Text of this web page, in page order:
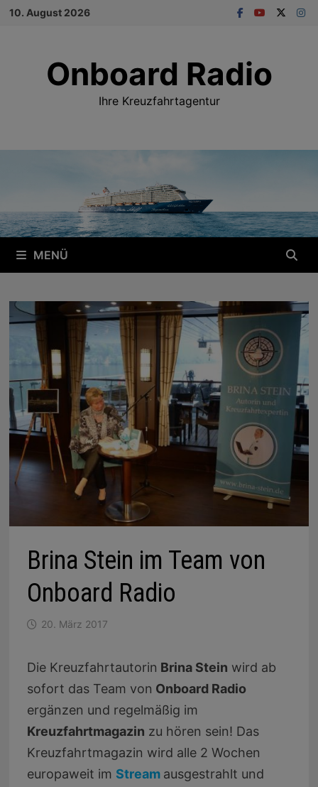
Zum10. August 2026
Onboard Radio
Ihre Kreuzfahrtagentur
MENÜ
Brina Stein im Team von
Onboard Radio
20. März 2017
Die Kreuzfahrtautorin Brina Stein wird ab
sofort das Team von Onboard Radio
ergänzen und regelmäßig im
Kreuzfahrtmagazin zu hören sein! Das
Kreuzfahrtmagazin wird alle 2 Wochen
europaweit im Stream ausgestrahlt und